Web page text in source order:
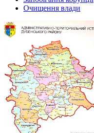
Очищення влади